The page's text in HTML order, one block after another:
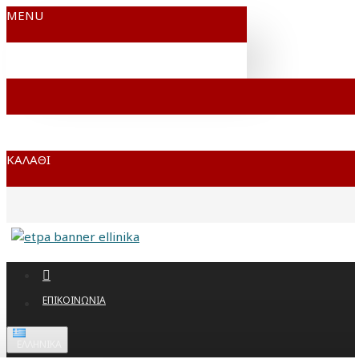
MENU
ΚΑΛΆΘΙ
ΕΠΙΚΟΙΝΩΝΊΑ